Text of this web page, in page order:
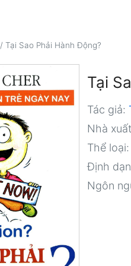
/Tại Sao Phải Hành Động?
Tại
Tác giả:
Nhà
Thể loại:
Định
Ngôn